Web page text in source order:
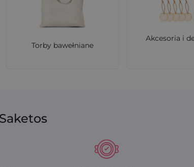
zamówienia hurtowe na woreczki z
Torby bawełniane
Akcesoria i